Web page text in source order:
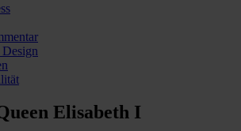
Elisabeth I